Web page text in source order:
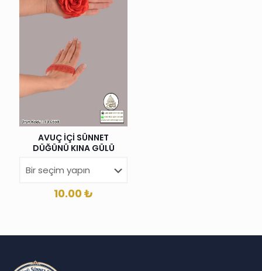
AVUÇ İÇİ SÜNNET
DÜĞÜNÜ KINA GÜLÜ
10.00₺